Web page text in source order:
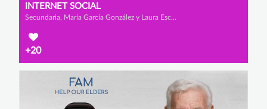
INTERNET SOCIAL
Secundaria, María García González y Laura Escarabajal Fernández
+20